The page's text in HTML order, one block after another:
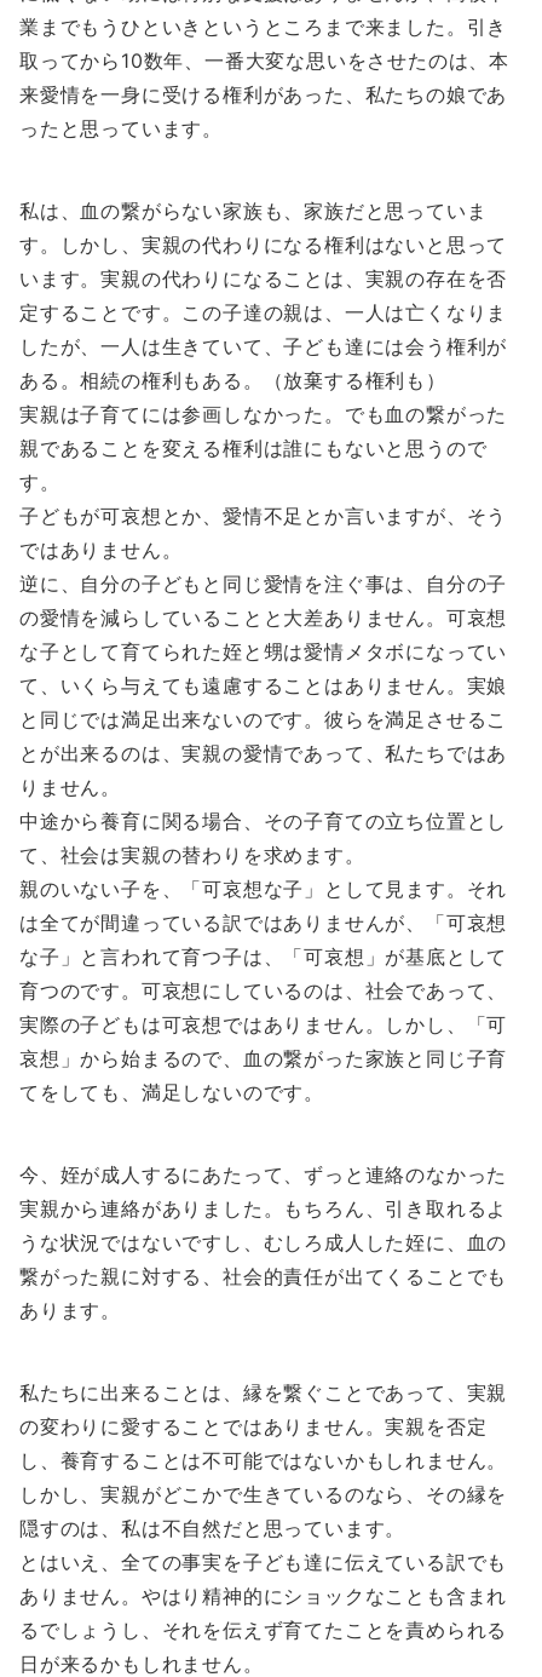
業までもうひといきというところまで来ました。引き
取ってから10数年、一番大変な思いをさせたのは、本
来愛情を一身に受ける権利があった、私たちの娘であ
ったと思っています。
私は、血の繋がらない家族も、家族だと思っていま
す。しかし、実親の代わりになる権利はないと思って
います。実親の代わりになることは、実親の存在を否
定することです。この子達の親は、一人は亡くなりま
したが、一人は生きていて、子ども達には会う権利が
ある。相続の権利もある。（放棄する権利も）
実親は子育てには参画しなかった。でも血の繋がった
親であることを変える権利は誰にもないと思うので
す。
子どもが可哀想とか、愛情不足とか言いますが、そう
ではありません。
逆に、自分の子どもと同じ愛情を注ぐ事は、自分の子
の愛情を減らしていることと大差ありません。可哀想
な子として育てられた姪と甥は愛情メタボになってい
て、いくら与えても遠慮することはありません。実娘
と同じでは満足出来ないのです。彼らを満足させるこ
とが出来るのは、実親の愛情であって、私たちではあ
りません。
中途から養育に関る場合、その子育ての立ち位置とし
て、社会は実親の替わりを求めます。
親のいない子を、「可哀想な子」として見ます。それ
は全てが間違っている訳ではありませんが、「可哀想
な子」と言われて育つ子は、「可哀想」が基底として
育つのです。可哀想にしているのは、社会であって、
実際の子どもは可哀想ではありません。しかし、「可
哀想」から始まるので、血の繋がった家族と同じ子育
てをしても、満足しないのです。
今、姪が成人するにあたって、ずっと連絡のなかった
実親から連絡がありました。もちろん、引き取れるよ
うな状況ではないですし、むしろ成人した姪に、血の
繋がった親に対する、社会的責任が出てくることでも
あります。
私たちに出来ることは、縁を繋ぐことであって、実親
の変わりに愛することではありません。実親を否定
し、養育することは不可能ではないかもしれません。
しかし、実親がどこかで生きているのなら、その縁を
隠すのは、私は不自然だと思っています。
とはいえ、全ての事実を子ども達に伝えている訳でも
ありません。やはり精神的にショックなことも含まれ
るでしょうし、それを伝えず育てたことを責められる
日が来るかもしれません。